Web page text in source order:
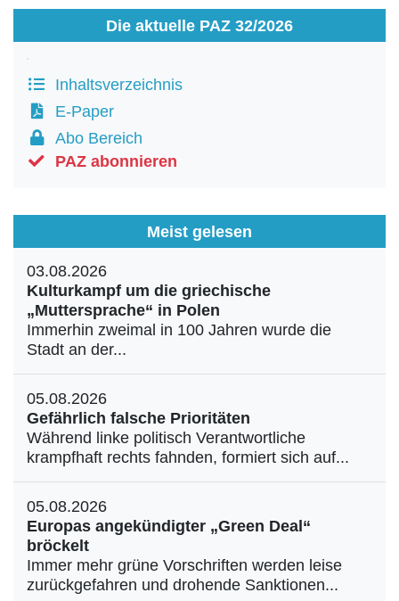
Die aktuelle PAZ 32/2026
Inhaltsverzeichnis
E-Paper
Abo Bereich
PAZ abonnieren
Meist gelesen
03.08.2026
Kulturkampf um die griechische
„Muttersprache“ in Polen
Immerhin zweimal in 100 Jahren wurde die
Stadt an der...
05.08.2026
Gefährlich falsche Prioritäten
Während linke politisch Verantwortliche
krampfhaft rechts fahnden, formiert sich auf...
05.08.2026
Europas angekündigter „Green Deal“
bröckelt
Immer mehr grüne Vorschriften werden leise
zurückgefahren und drohende Sanktionen...